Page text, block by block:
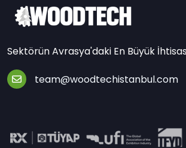
Sektörün Avrasya'daki En Büyük
team@woodtechistanbul.com